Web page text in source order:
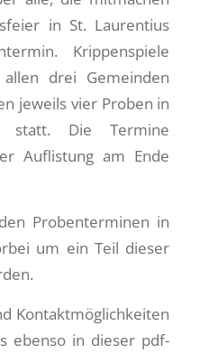
in St. Laurentius
Krippenspiele
drei Gemeinden
jeweils vier Proben in
statt. Die Termine
Auflistung am Ende
Probenterminen in
um ein Teil dieser
Kontaktmöglichkeiten
ebenso in dieser pdf-